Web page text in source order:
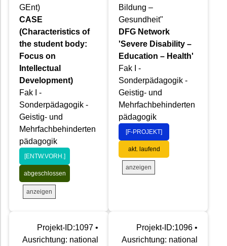
GEnt)
CASE
(Characteristics of
the student body:
Focus on
Intellectual
Development)
Fak I -
Sonderpädagogik -
Geistig- und
Mehrfachbehinderten
pädagogik
[ENTW.VORH.]
abgeschlossen
anzeigen
Bildung –
Gesundheit"
DFG Network
'Severe Disability –
Education – Health'
Fak I -
Sonderpädagogik -
Geistig- und
Mehrfachbehinderten
pädagogik
[F-PROJEKT]
akt. laufend
anzeigen
Projekt-ID:1097 •
Ausrichtung: national
Projekt-ID:1096 •
Ausrichtung: national